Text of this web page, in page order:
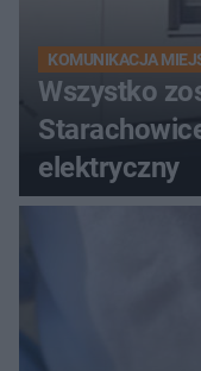
KOMUNIKACJA
Wszystko
elektryczny